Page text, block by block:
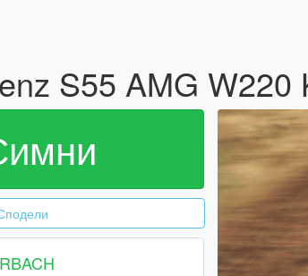
S55 AMG W220